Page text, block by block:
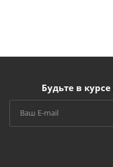
Будьте в